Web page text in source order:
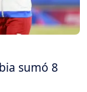
sumó 8